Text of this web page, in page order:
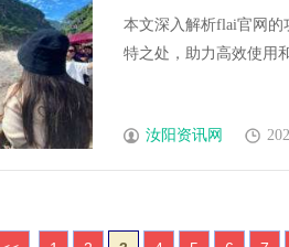
本文深入解析flai官网的
特之处，助力高效使用
汝阳资讯网